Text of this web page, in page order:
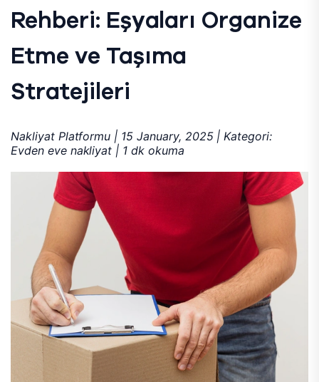
Rehberi: Eşyaları Organize
Etme ve Taşıma
Stratejileri
Nakliyat Platformu | 15 January, 2025 | Kategori:
Evden eve nakliyat | 1 dk okuma